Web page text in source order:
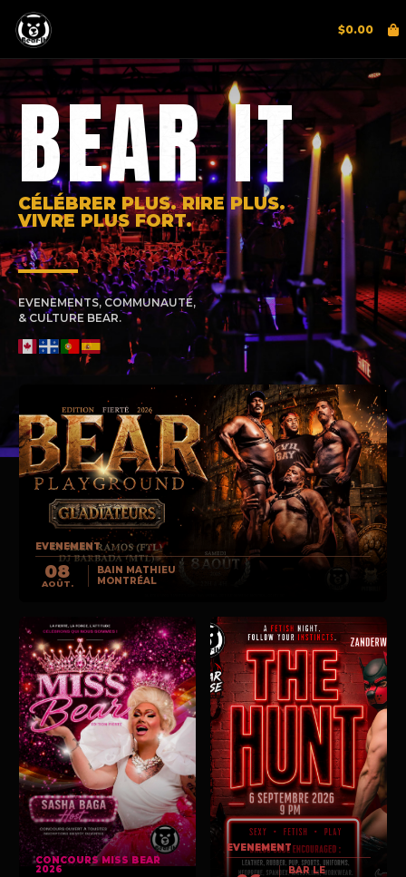
$0.00
BEAR IT
CÉLÉBRER PLUS. RIRE PLUS.
VIVRE PLUS FORT.
EVENEMENTS, COMMUNAUTÉ,
& CULTURE BEAR.
EVENEMENT
08
AOÛT.
BAIN MATHIEU
MONTRÉAL
CONCOURS MISS BEAR
2026
EVENEMENT
BAR LE